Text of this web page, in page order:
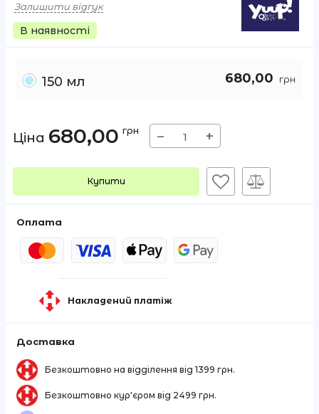
Залишити відгук
В наявності
150 мл 680,00 грн
Ціна 680,00 грн − +
Купити
Оплата
Накладений платіж
Доставка
Безкоштовно на відділення від 1399 грн.
Безкоштовно кур'єром від 2499 грн.